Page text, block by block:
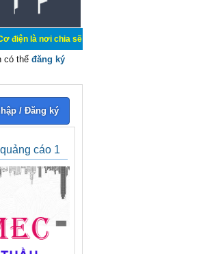
chia sẽ kiến thức kinh nghiệm trong lãnh vực
có thể đăng ký
/ Đăng ký
cáo 1